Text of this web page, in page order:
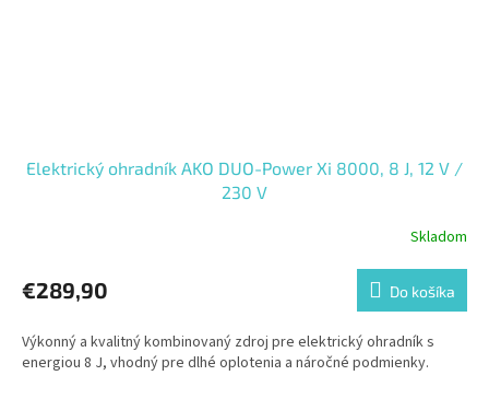
Elektrický ohradník AKO DUO-Power Xi 8000, 8 J, 12 V /
230 V
Skladom
€289,90 Do košíka
Výkonný a kvalitný kombinovaný zdroj pre elektrický ohradník s
energiou 8 J, vhodný pre dlhé oplotenia a náročné podmienky.